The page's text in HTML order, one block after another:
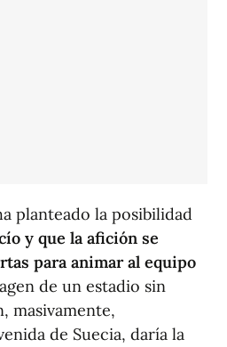
planteado la posibilidad
y que la afición se
para animar al equipo
de un estadio sin
masivamente,
de Suecia, daría la